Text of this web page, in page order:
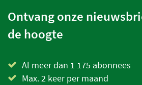
Ontvang onze
de hoogte
Al meer dan 1 175 abonnees
Max. 2 keer per maand